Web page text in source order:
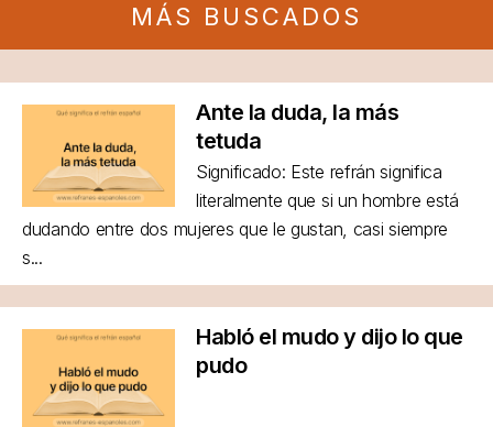
MÁS BUSCADOS
Ante la duda, la más
tetuda
Significado: Este refrán significa
literalmente que si un hombre está
dudando entre dos mujeres que le gustan, casi siempre
s...
Habló el mudo y dijo lo que
pudo